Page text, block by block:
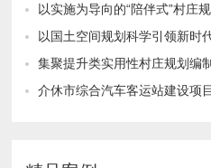
以实施为导向的“陪伴式”村庄规划具体实践——以《交城县苏
以国土空间规划科学引领新时代村庄规划——以汾阳市
集聚提升类实用性村庄规划编
介休市综合汽车客运站建设项目